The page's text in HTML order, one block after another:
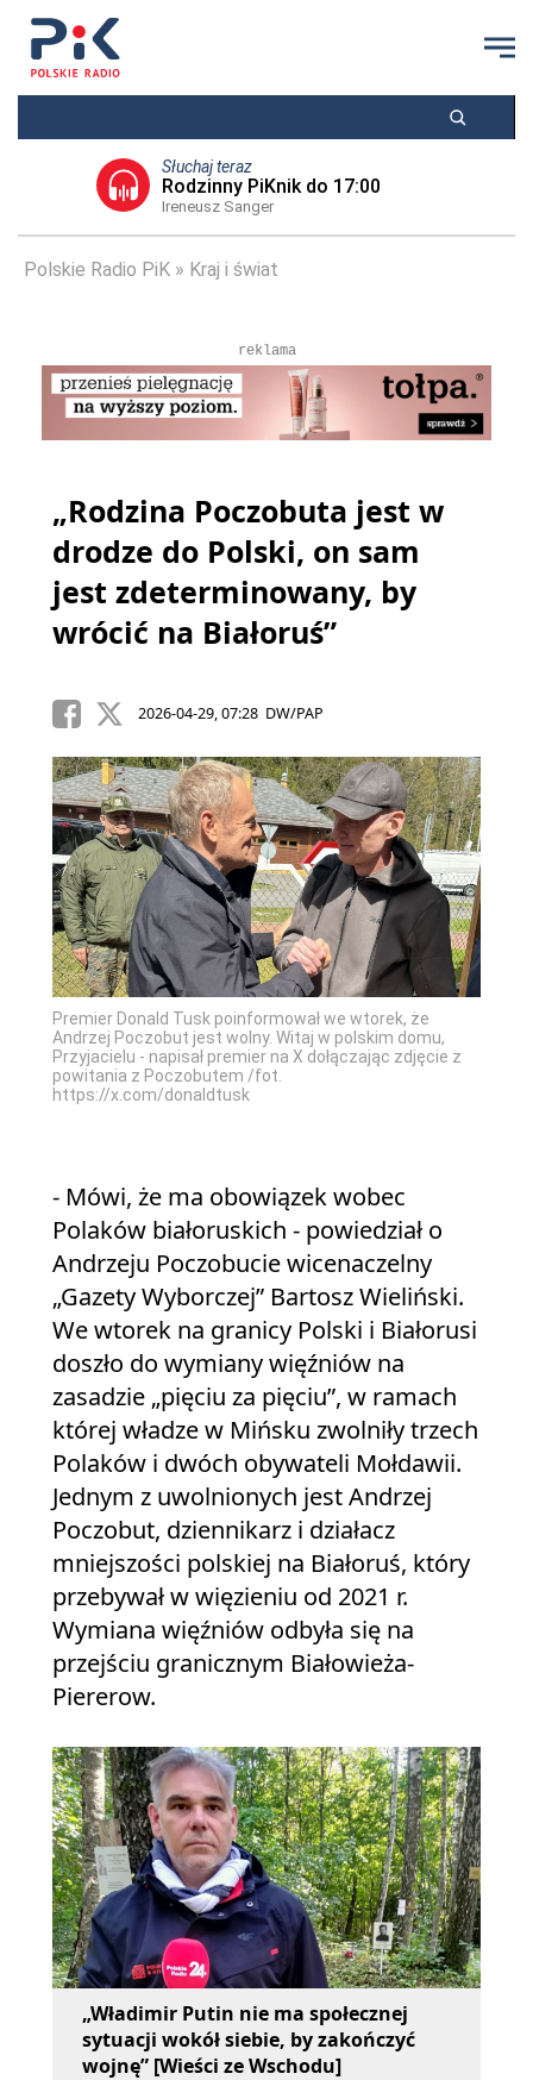
Słuchaj teraz
Rodzinny PiKnik do 17:00
Ireneusz Sanger
Polskie Radio PiK Kraj i świat
reklama
„Rodzina Poczobuta jest w
drodze do Polski, on sam
jest zdeterminowany, by
wrócić na Białoruś”
2026-04-29, 07:28 DW/PAP
Premier Donald Tusk poinformował we wtorek, że
Andrzej Poczobut jest wolny. Witaj w polskim domu,
Przyjacielu - napisał premier na X dołączając zdjęcie z
powitania z Poczobutem /fot.
https://x.com/donaldtusk
- Mówi, że ma obowiązek wobec
Polaków białoruskich - powiedział o
Andrzeju Poczobucie wicenaczelny
„Gazety Wyborczej” Bartosz Wieliński.
We wtorek na granicy Polski i Białorusi
doszło do wymiany więźniów na
zasadzie „pięciu za pięciu”, w ramach
której władze w Mińsku zwolniły trzech
Polaków i dwóch obywateli Mołdawii.
Jednym z uwolnionych jest Andrzej
Poczobut, dziennikarz i działacz
mniejszości polskiej na Białoruś, który
przebywał w więzieniu od 2021 r.
Wymiana więźniów odbyła się na
przejściu granicznym Białowieża-
Piererow.
„Władimir Putin nie ma społecznej
sytuacji wokół siebie, by zakończyć
wojnę” [Wieści ze Wschodu]